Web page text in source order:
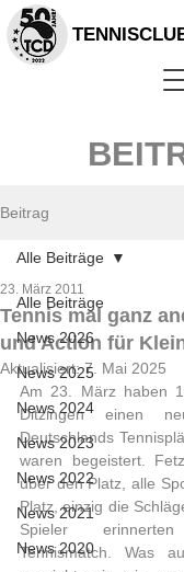
Beitrag
Alle Beiträge
News 2026
News 2025
News 2024
News 2023
News 2022
News 2021
News 2020
Alle Beiträge
Tennis mal ganz
und Action für
23. März 2011
Aktualisiert:7. Mai 2025
Am 23. März haben
Ditzingen einen
Deutschlands
waren begeistert.
über den Platz, alle
Platz, einzig die
Spieler
Tennismatch. Was